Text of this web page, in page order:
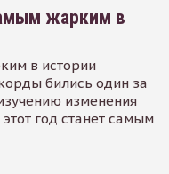
жарким в
в истории
бились один за
изменения
год станет самым